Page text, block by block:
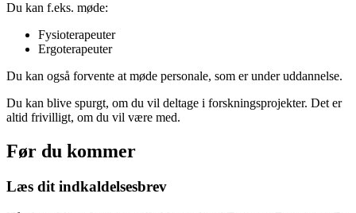
Du kan f.eks. møde:
Fysioterapeuter
Ergoterapeuter
Du kan også forvente at møde personale, som er under uddannelse.
Du kan blive spurgt, om du vil deltage i forskningsprojekter. Det er
altid frivilligt, om du vil være med.
Før du kommer
Læs dit indkaldelsesbrev